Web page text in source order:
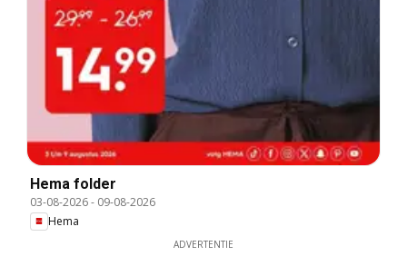
Hema folder
03-08-2026- 09-08-2026
Hema
ADVERTENTIE